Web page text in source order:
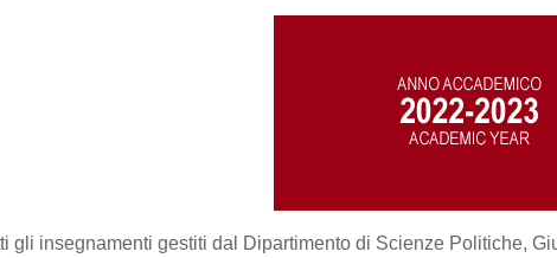
gli insegnamenti gestiti dal Dipartimento di Scienze Politiche,